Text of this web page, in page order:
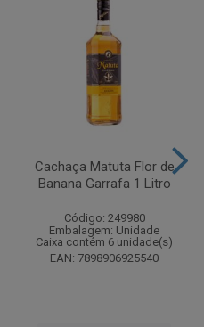
Cachaça Matuta Flor de
Banana Garrafa 1 Litro
Código: 249980
Embalagem: Unidade
Caixa contém 6 unidade(s)
EAN: 7898906925540